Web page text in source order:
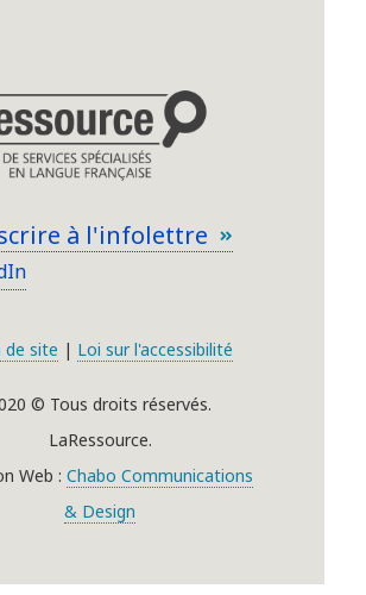
à l'infolettre
de site | Loi sur l'accessibilité
© Tous droits réservés.
LaRessource.
Web : Chabo Communications
& Design